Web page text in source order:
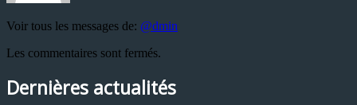
Voir tous les messages de: @dmin
Les commentaires sont fermés.
Dernières actualités